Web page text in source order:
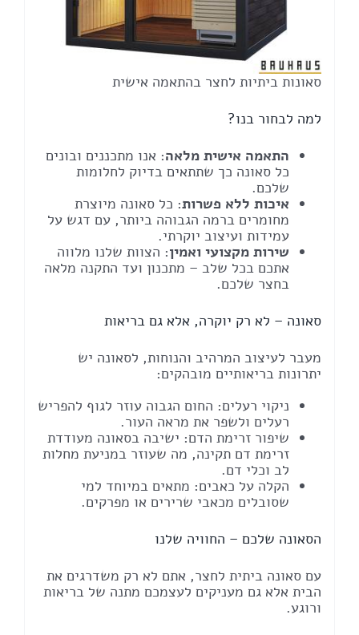
סאונות ביתיות לחצר בהתאמה אישית
למה לבחור בנו?
התאמה אישית מלאה: אנו מתכננים ובונים
כל סאונה כך שתתאים בדיוק לחלומות
שלכם.
איכות ללא פשרות: כל סאונה מיוצרת
מחומרים ברמה הגבוהה ביותר, עם דגש על
עמידות ועיצוב יוקרתי.
שירות מקצועי ואמין: הצוות שלנו מלווה
אתכם בכל שלב – מתכנון ועד התקנה מלאה
בחצר שלכם.
סאונה – לא רק יוקרה, אלא גם בריאות
מעבר לעיצוב המרהיב והנוחות, לסאונה יש
יתרונות בריאותיים מובהקים:
ניקוי רעלים: החום הגבוה עוזר לגוף להפריש
רעלים ולשפר את מראה העור.
שיפור זרימת הדם: ישיבה בסאונה מעודדת
זרימת דם תקינה, מה שעוזר במניעת מחלות
לב וכלי דם.
הקלה על כאבים: מתאים במיוחד למי
שסובלים מכאבי שרירים או מפרקים.
הסאונה שלכם – החוויה שלנו
עם סאונה ביתית לחצר, אתם לא רק משדרגים את
הבית אלא גם מעניקים לעצמכם מתנה של בריאות
ורוגע.